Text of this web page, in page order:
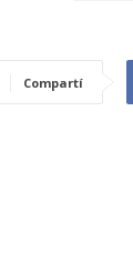
Compartí